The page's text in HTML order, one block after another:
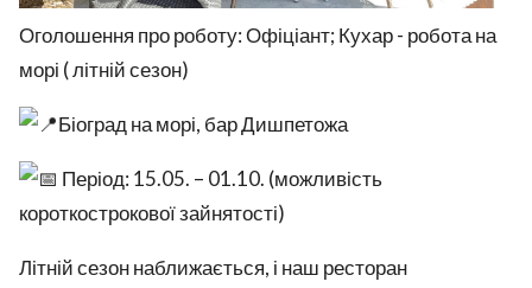
Оголошення про роботу: Офіціант; Кухар - робота на
морі ( літній сезон)
Біоград на морі, бар Дишпетожа
Період: 15.05. – 01.10. (можливість
короткострокової зайнятості)
Літній сезон наближається, і наш ресторан